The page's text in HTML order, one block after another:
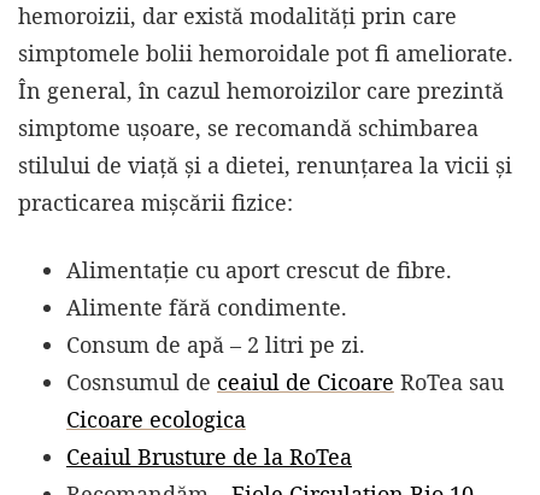
hemoroizii, dar există modalități prin care
simptomele bolii hemoroidale pot fi ameliorate.
În general, în cazul hemoroizilor care prezintă
simptome ușoare, se recomandă schimbarea
stilului de viață și a dietei, renunțarea la vicii și
practicarea mișcării fizice:
Alimentație cu aport crescut de fibre.
Alimente fără condimente.
Consum de apă – 2 litri pe zi.
Cosnsumul de ceaiul de Cicoare RoTea sau
Cicoare ecologica
Ceaiul Brusture de la RoTea